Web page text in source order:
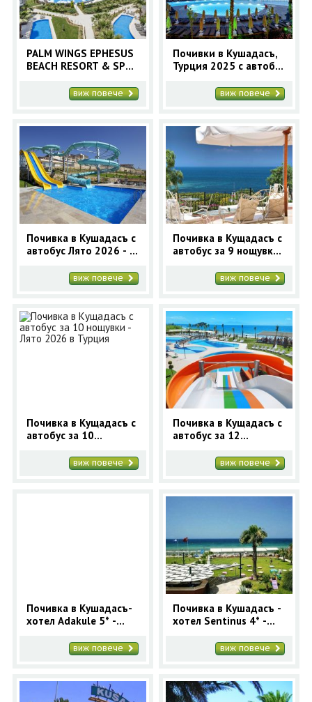
ЗА НАС
КОНТАКТИ
ФИРМЕНИ ДОКУМЕНТИ
0700 144 34 Запитване
PALM WINGS EPHESUS
BEACH RESORT & SPA
2025 Кушадасъ с
автобус - 7 нощувки
виж повече
Почивки в Кушадасъ,
Турция 2025 с автобус
виж повече
Почивка в Кушадасъ с
автобус Лято 2026 - 7
виж повече
Почивка в Кущадасъ с
автобус за 9 нощувки
виж повече
Почивка в Кущадасъ с
автобус за 10
виж повече
Почивка в Кущадасъ с
автобус за 12
виж повече
Почивка в Кушадасъ-
хотел Adakule 5* -
виж повече
Почивка в Кушадасъ -
хотел Sentinus 4* -
виж повече